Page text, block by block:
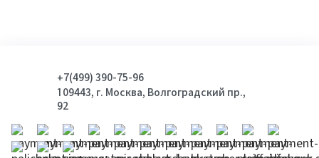
+7(499) 390-75-96
109443, г. Москва, Волгоградский пр.,
92